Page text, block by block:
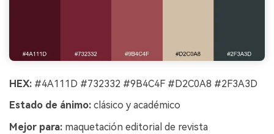
HEX: #4A111D #732332 #9B4C4F #D2C0A8 #2F3A3D
Estado de ánimo: clásico y académico
Mejor para: maquetación editorial de revista